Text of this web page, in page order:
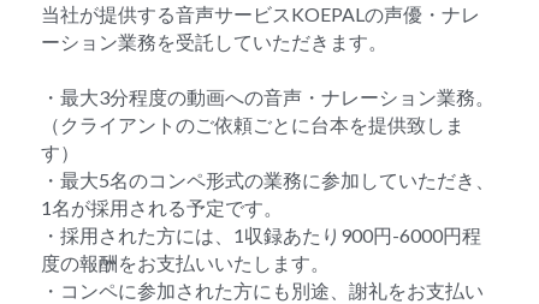
当社が提供する音声サービスKOEPALの声優・ナレ
ーション業務を受託していただきます。
・最大3分程度の動画への音声・ナレーション業務。
（クライアントのご依頼ごとに台本を提供致しま
す）
・最大5名のコンペ形式の業務に参加していただき、
1名が採用される予定です。
・採用された方には、1収録あたり900円-6000円程
度の報酬をお支払いいたします。
・コンペに参加された方にも別途、謝礼をお支払い